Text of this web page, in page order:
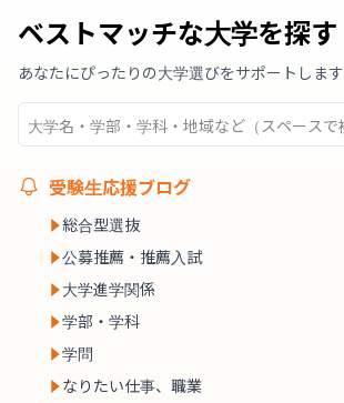
ベストマッチな大学を探す
あなたにぴったりの大学選びをサポートします
受験生応援ブログ
総合型選抜
公募推薦・推薦入試
大学進学関係
学部・学科
学問
なりたい仕事、職業